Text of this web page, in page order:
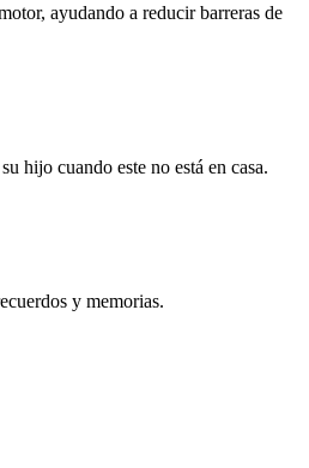
ayudando a reducir barreras de
hijo cuando este no está en casa.
y memorias.